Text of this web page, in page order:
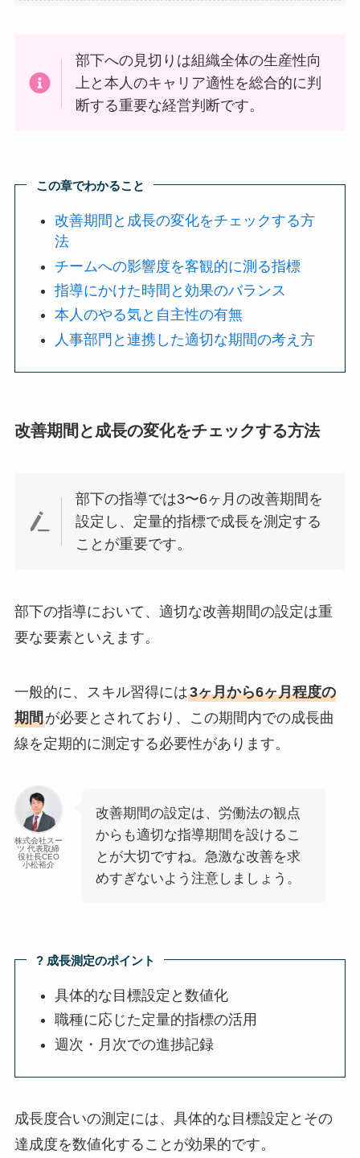
部下への見切りは組織全体の生産性向
上と本人のキャリア適性を総合的に判
断する重要な経営判断です。
この章でわかること
改善期間と成長の変化をチェックする方
法
チームへの影響度を客観的に測る指標
指導にかけた時間と効果のバランス
本人のやる気と自主性の有無
人事部門と連携した適切な期間の考え方
改善期間と成長の変化をチェックする方法
部下の指導では3〜6ヶ月の改善期間を
設定し、定量的指標で成長を測定する
ことが重要です。
部下の指導において、適切な改善期間の設定は重
要な要素といえます。
一般的に、スキル習得には3ヶ月から6ヶ月程度の
期間が必要とされており、この期間内での成長曲
線を定期的に測定する必要性があります。
株式会社スー
ツ 代表取締
役社長CEO
小松裕介
改善期間の設定は、労働法の観点
からも適切な指導期間を設けるこ
とが大切ですね。急激な改善を求
めすぎないよう注意しましょう。
? 成長測定のポイント
具体的な目標設定と数値化
職種に応じた定量的指標の活用
週次・月次での進捗記録
成長度合いの測定には、具体的な目標設定とその
達成度を数値化することが効果的です。